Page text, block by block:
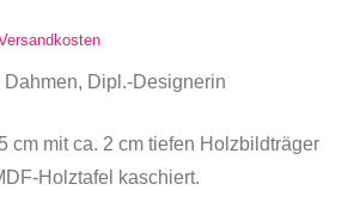
Dipl.-Designerin
cm mit ca. 2 cm tiefen Holzbildträger
Holztafel kaschiert.